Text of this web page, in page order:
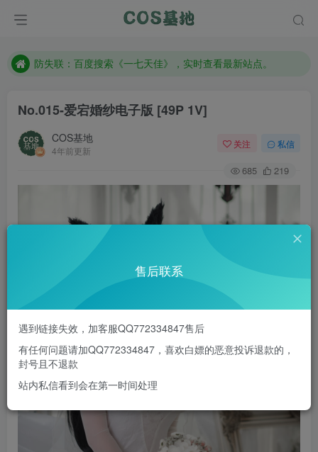
客服售后QQ：772334847
防失联：百度搜索《一七天佳》，实时查看最新站点。
No.015-爱宕婚纱电子版 [49P 1V]
COS基地
4年前更新
关注 私信
685 219
售后联系
遇到链接失效，加客服QQ772334847售后
有任何问题请加QQ772334847，喜欢白嫖的恶意投诉退款的，
封号且不退款
站内私信看到会在第一时间处理